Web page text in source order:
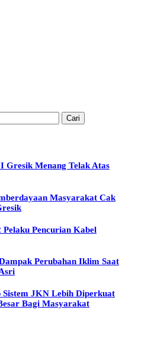
Menang Telak Atas
Masyarakat Cak
Pencurian Kabel
Perubahan Iklim Saat
JKN Lebih Diperkuat
Bagi Masyarakat